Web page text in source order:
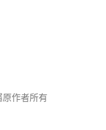
原作者所有